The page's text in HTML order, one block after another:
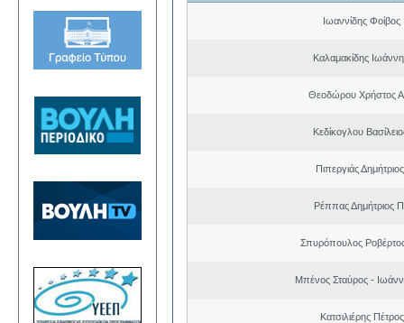
Ιωαννίδης
Καλαμακίδης
Θεοδώρου Χρήστος
Κεδίκογλου
Πιπεργιάς
Ρέππας Δημήτριος
Σπυρόπουλος
Μπένος Σταύρος -
Κατσιλιέρης